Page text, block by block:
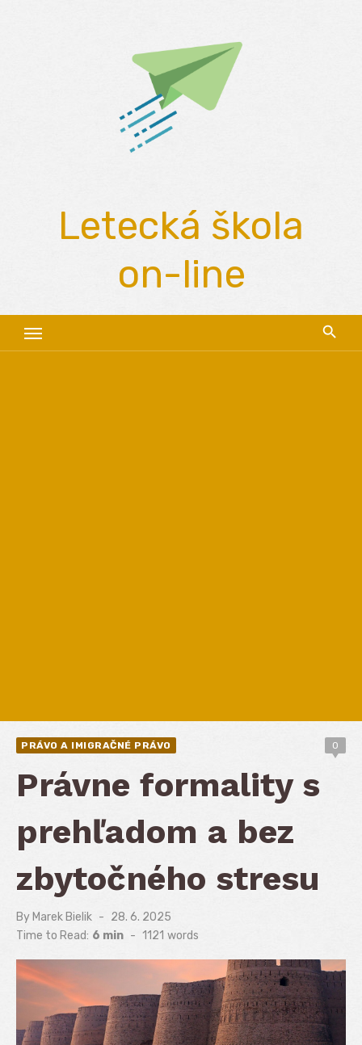
Letecká škola
on-line
PRÁVO A IMIGRAČNÉ PRÁVO 0
Právne formality s
prehľadom a bez
zbytočného stresu
By Marek Bielik
Posted
on
28. 6. 2025
Time to Read: 6 min - 1121 words